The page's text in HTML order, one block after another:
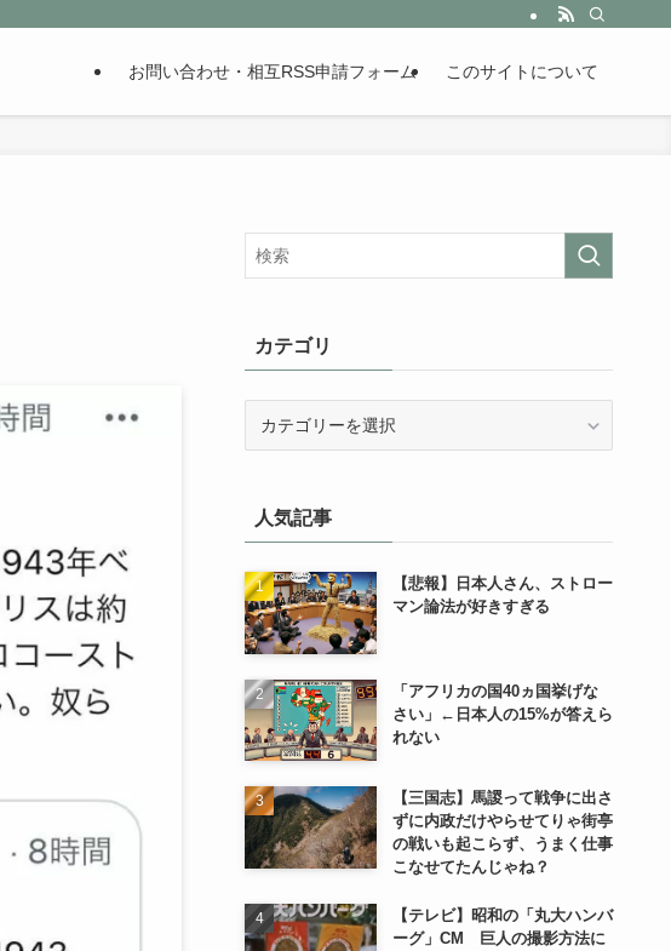
を探求しよう。歴史が苦手な人も魅了するまとめサイトです。
お問い合わせ・相互RSS申請フォーム このサイトについて
カテゴリ
人気記事
【悲報】日本人さん、ストロー
マン論法が好きすぎる
「アフリカの国40ヵ国挙げな
さい」←日本人の15%が答えら
れない
【三国志】馬謖って戦争に出さ
ずに内政だけやらせてりゃ街亭
の戦いも起こらず、うまく仕事
こなせてたんじゃね？
【テレビ】昭和の「丸大ハンバ
ーグ」CM 巨人の撮影方法に